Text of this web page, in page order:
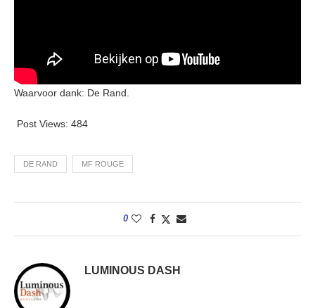
Waarvoor dank: De Rand.
Post Views: 484
DE RAND MF ROUGE
0
LUMINOUS DASH